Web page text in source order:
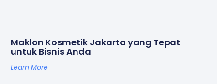
Maklon Kosmetik Jakarta yang Tepat
untuk Bisnis Anda
Learn More